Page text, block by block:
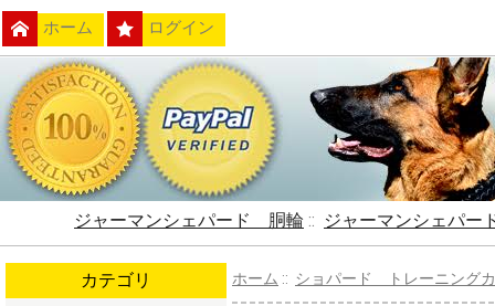
ホーム ログイン
ジャーマンシェパード 胴輪 :: ジャーマンシェパ
カテゴリ ホーム :: ショパード トレーニングカ